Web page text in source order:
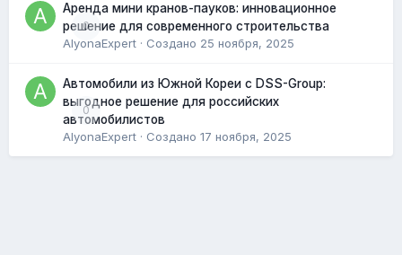
0
Аренда мини кранов-пауков: инновационное
решение для современного строительства
AlyonaExpert · Создано 25 ноября, 2025
0
Автомобили из Южной Кореи с DSS-Group:
выгодное решение для российских
автомобилистов
AlyonaExpert · Создано 17 ноября, 2025